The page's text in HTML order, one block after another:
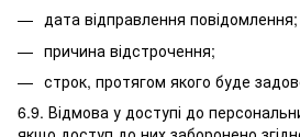
дата відправлення повідомлення;
причина відстрочення;
строк, протягом якого буде
6.9. Відмова у доступі до